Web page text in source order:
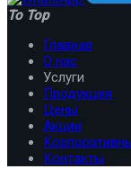
To Top
Главная
О нас
Услуги
Продукция
Цены
Акции
Контакты